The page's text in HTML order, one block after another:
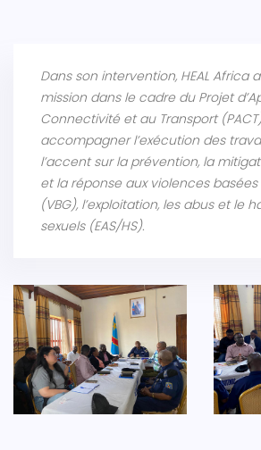
Dans son intervention, HEAL Africa
mission dans le cadre du Projet
Connectivité et au Transport
accompagner l’exécution des
l’accent sur la prévention, la
et la réponse aux violences
(VBG), l’exploitation, les abus et le
sexuels (EAS/HS).